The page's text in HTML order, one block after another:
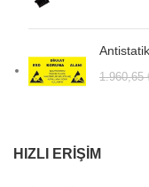
1.960,65
HIZLI ERIŞIM